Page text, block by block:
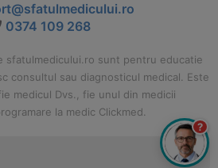
0374 109 268
sfatulmedicului.ro sunt pentru educatie
consultul sau diagnosticul medical. Este
medicul Dvs., fie unul din medicii
la medic Clickmed.
?